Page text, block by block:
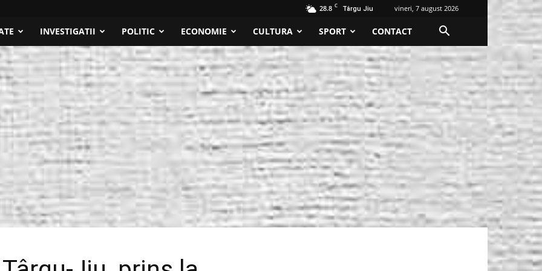
28.8 C Târgu Jiu vineri, 7 august 2026
INVESTIGATII POLITIC ECONOMIE CULTURA SPORT CONTACT